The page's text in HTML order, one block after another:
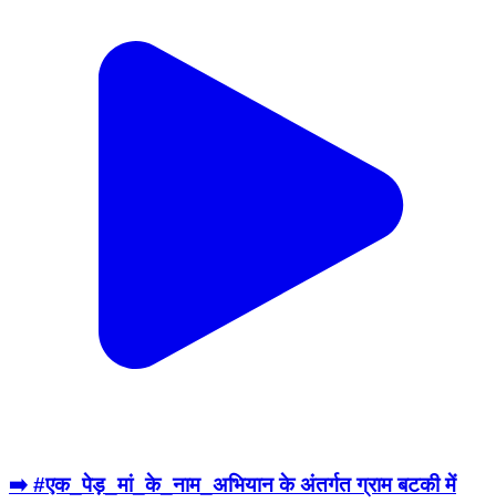
➡️ #एक_पेड़_मां_के_नाम_अभियान के अंतर्गत ग्राम बटकी में